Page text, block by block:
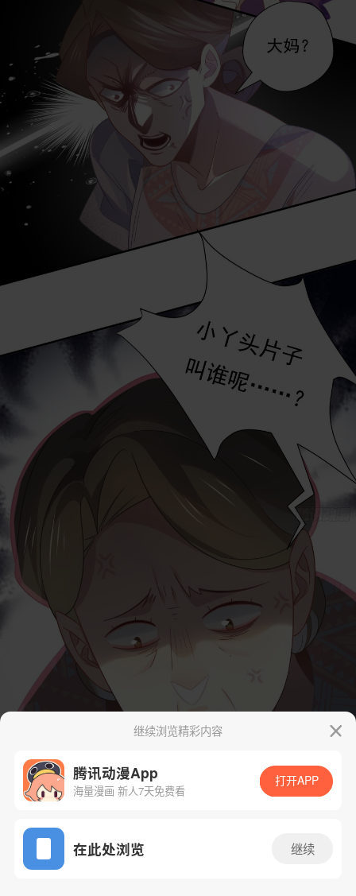
App免费看
继续浏览精彩内容
腾讯动漫App
海量漫画 新人7天免费看
打开APP
在此处浏览 继续